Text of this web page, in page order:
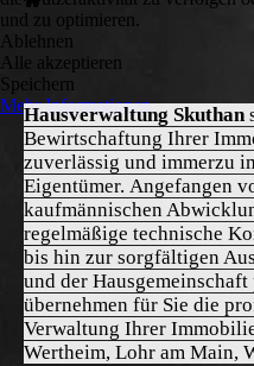
Hausverwaltung Skuthan
Bewirtschaftung Ihrer
zuverlässig und immerzu
Eigentümer. Angefangen
kaufmännischen
regelmäßige technische
bis hin zur sorgfältigen
und der Hausgemeinschaft
übernehmen für Sie die
Verwaltung Ihrer
Wertheim, Lohr am Main,
und zu optimieren.
Ablehnen
Alle akzeptieren
Speichern
Mehr Informationen